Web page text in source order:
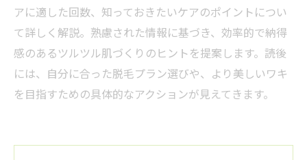
アに適した回数、知っておきたいケアのポイントについ
て詳しく解説。熟慮された情報に基づき、効率的で納得
感のあるツルツル肌づくりのヒントを提案します。読後
には、自分に合った脱毛プラン選びや、より美しいワキ
を目指すための具体的なアクションが見えてきます。